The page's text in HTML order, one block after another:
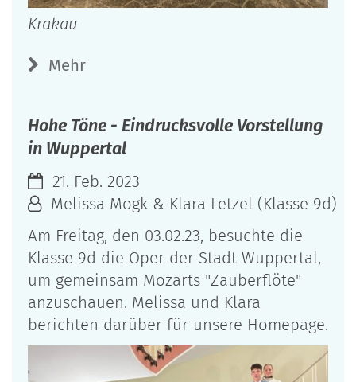
Krakau
Mehr
Hohe Töne - Eindrucksvolle Vorstellung
in Wuppertal
21. Feb. 2023
Melissa Mogk & Klara Letzel (Klasse 9d)
Am Freitag, den 03.02.23, besuchte die
Klasse 9d die Oper der Stadt Wuppertal,
um gemeinsam Mozarts "Zauberflöte"
anzuschauen. Melissa und Klara
berichten darüber für unsere Homepage.